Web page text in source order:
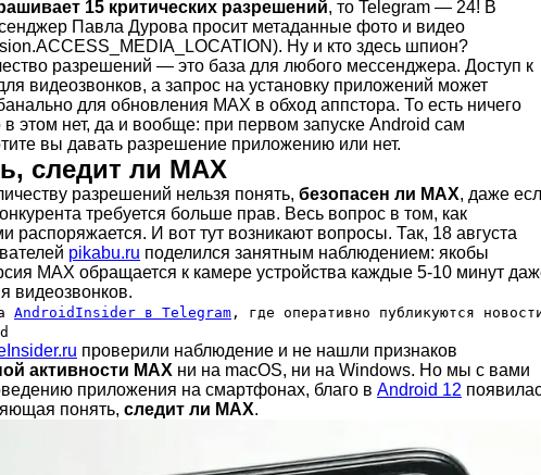
15 критических разрешений, то Telegram — 24! В
Павла Дурова просит метаданные фото и видео
Ну и кто здесь шпион?
разрешений — это база для любого мессенджера. Доступ к
видеозвонков, а запрос на установку приложений может
для обновления MAX в обход аппстора. То есть ничего
в этом нет, да и вообще: при первом запуске Android сам
вы давать разрешение приложению или нет.
следит ли MAX
разрешений нельзя понять, безопасен ли MAX, даже
требуется больше прав. Весь вопрос в том, как
распоряжается. И вот тут возникают вопросы. Так, 18 августа
pikabu.ru поделился занятным наблюдением: якобы
MAX обращается к камере устройства каждые 5-10 минут
видеозвонков.
AndroidInsider в Telegram , где оперативно публикуются
проверили наблюдение и не нашли признаков
активности MAX ни на macOS, ни на Windows. Но мы с вами
приложения на смартфонах, благо в Android 12
понять, следит ли MAX.